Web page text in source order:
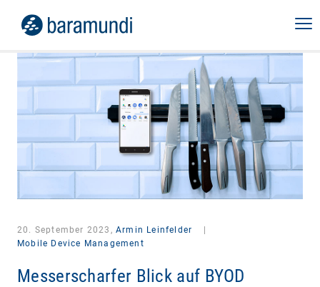
20. September 2023, Armin Leinfelder
Mobile Device Management
Messerscharfer Blick auf BYOD